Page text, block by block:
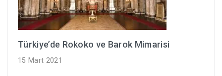
Türkiye’de Rokoko ve Barok Mimarisi
15 Mart 2021